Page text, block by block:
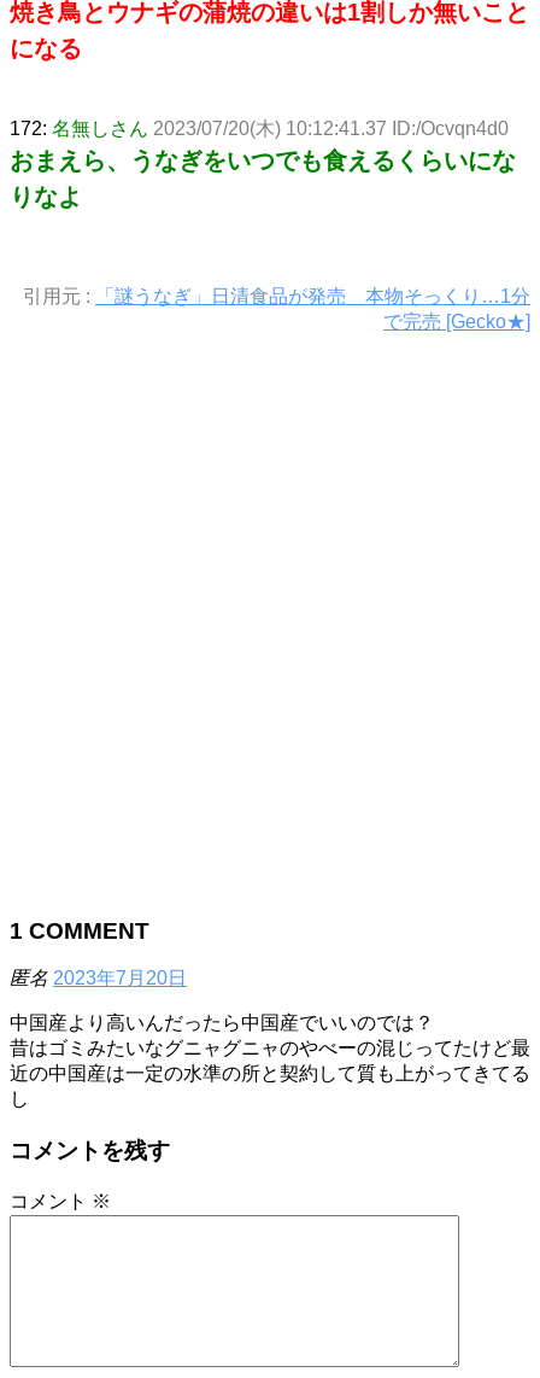
焼き鳥とウナギの蒲焼の違いは1割しか無いこと
になる
172: 名無しさん 2023/07/20(木) 10:12:41.37 ID:/Ocvqn4d0
おまえら、うなぎをいつでも食えるくらいにな
りなよ
引用元 :
「謎うなぎ」日清食品が発売 本物そっくり…1分
で完売 [Gecko★]
1 COMMENT
匿名 2023年7月20日
中国産より高いんだったら中国産でいいのでは？
昔はゴミみたいなグニャグニャのやべーの混じってたけど最
近の中国産は一定の水準の所と契約して質も上がってきてる
し
コメントを残す
コメント ※